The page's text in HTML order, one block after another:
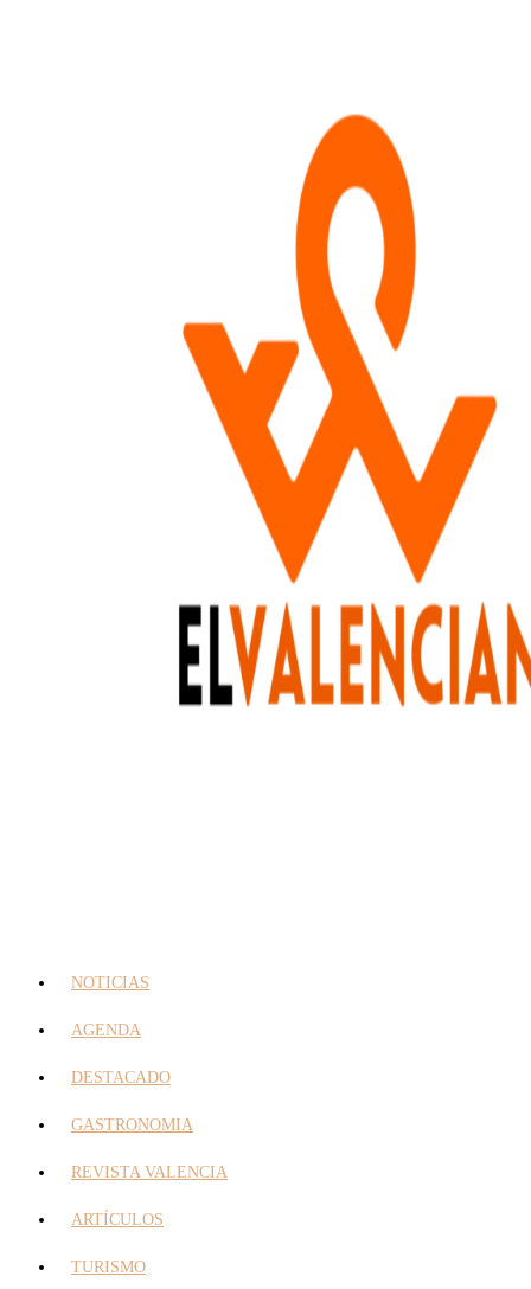
NOTICIAS
AGENDA
DESTACADO
GASTRONOMIA
REVISTA VALENCIA
ARTÍCULOS
TURISMO